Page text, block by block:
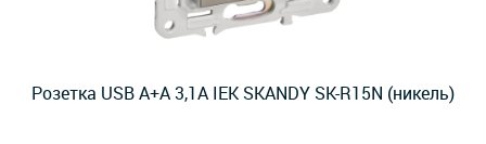
Розетка USB A+A 3,1А IEK SKANDY SK-R15N (никель)